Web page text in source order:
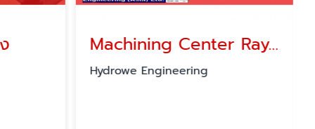
Machining Center Rayong
็Hydrowe Engineering